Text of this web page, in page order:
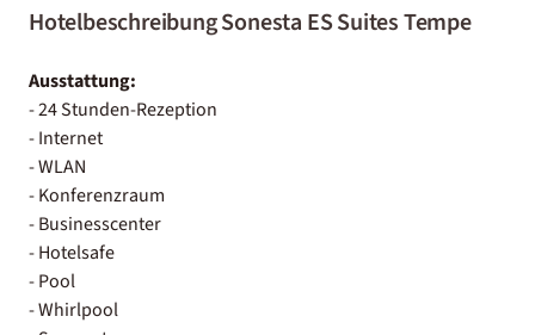
Hotelbeschreibung Sonesta ES Suites Tempe
Ausstattung:
- 24 Stunden-Rezeption
- Internet
- WLAN
- Konferenzraum
- Businesscenter
- Hotelsafe
- Pool
- Whirlpool